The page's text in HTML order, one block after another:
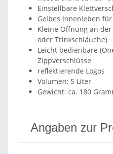
Einstellbare
Gelbes Innenleben
Kleine Öffnung an
oder Trinkschläuche)
Leicht bedienbare
Zippverschlüsse
reflektierende Logos
Volumen: 5 Liter
Gewicht: ca. 180
Angaben zur